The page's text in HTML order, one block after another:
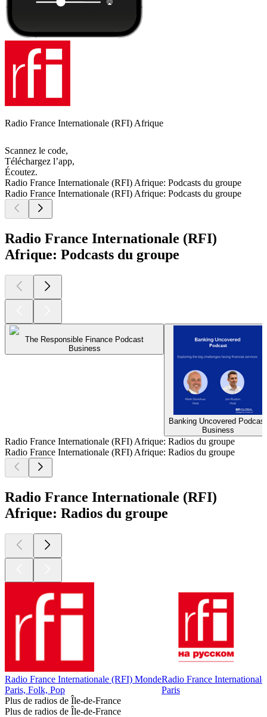
Radio France Internationale (RFI) Afrique
Scannez le code,
Téléchargez l’app,
Écoutez.
Radio France Internationale (RFI) Afrique: Podcasts du groupe
Radio France Internationale (RFI) Afrique: Podcasts du groupe
Radio France Internationale (RFI)
Afrique: Podcasts du groupe
The Responsible Finance Podcast
Business
Banking Uncovered Podcast
Business
Radio France Internationale (RFI) Afrique: Radios du groupe
Radio France Internationale (RFI) Afrique: Radios du groupe
Radio France Internationale (RFI)
Afrique: Radios du groupe
Radio France Internationale (RFI) Monde
Paris, Folk, Pop
Radio France
Paris
Plus de radios de Île-de-France
Plus de radios de Île-de-France